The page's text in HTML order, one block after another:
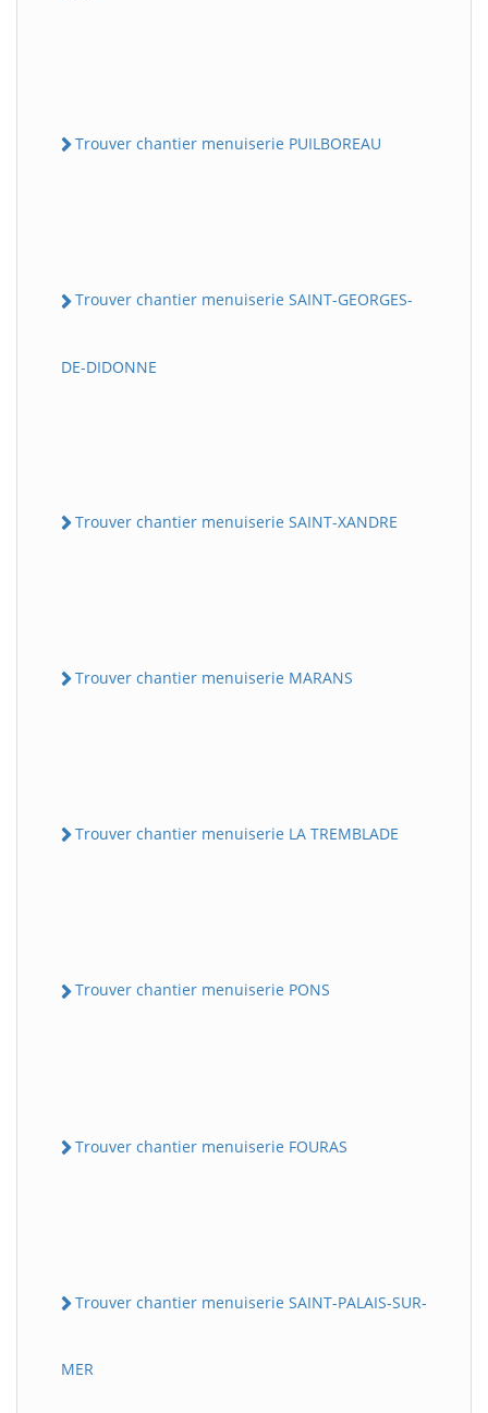
Trouver chantier menuiserie PUILBOREAU
Trouver chantier menuiserie SAINT-GEORGES-
DE-DIDONNE
Trouver chantier menuiserie SAINT-XANDRE
Trouver chantier menuiserie MARANS
Trouver chantier menuiserie LA TREMBLADE
Trouver chantier menuiserie PONS
Trouver chantier menuiserie FOURAS
Trouver chantier menuiserie SAINT-PALAIS-SUR-
MER